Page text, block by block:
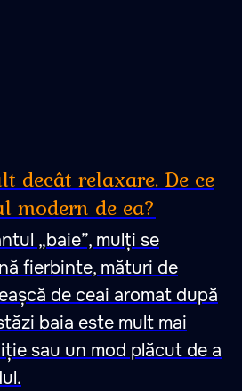
decât relaxare. De ce
modern de ea?
„baie”, mulți se
fierbinte, mături de
de ceai aromat după
baia este mult mai
sau un mod plăcut de a